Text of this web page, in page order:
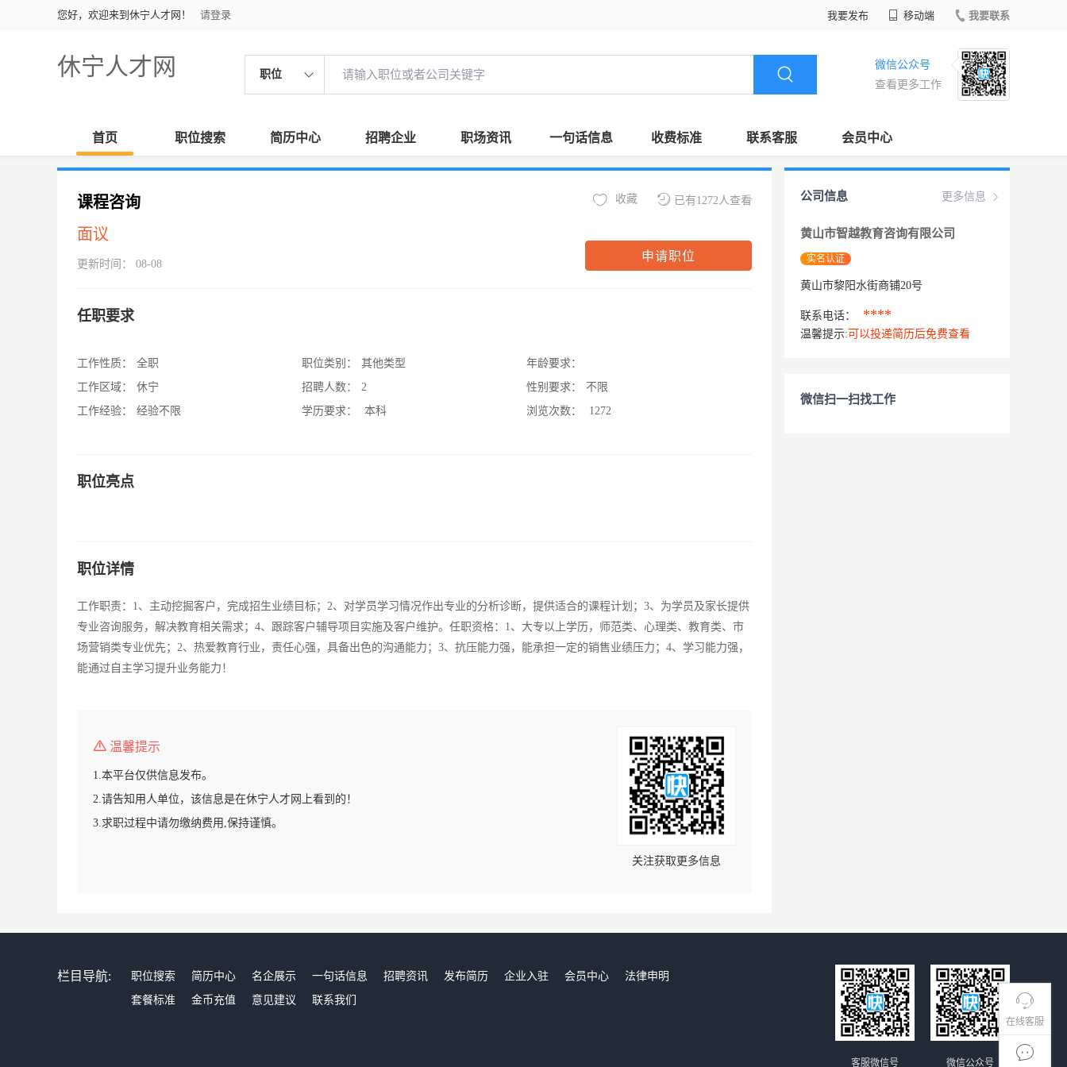
您好，欢迎来到休宁人才网！ 请登录 我要发布 移动端 我要联系
休宁人才网 职位
微信公众号
查看更多工作
首页 职位搜索 简历中心 招聘企业 职场资讯 一句话信息 收费标准 联系客服 会员中心
在线客服
课程咨询
面议
更新时间： 08-08
已有1272人查看
收藏
申请职位
任职要求
工作性质：
全职
工作区域：
休宁
工作经验：
经验不限
职位类别：
其他类型
招聘人数：
2
学历要求：
本科
年龄要求：
性别要求：
不限
浏览次数：
1272
职位亮点
职位详情
工作职责：1、主动挖掘客户，完成招生业绩目标；2、对学员学习情况作出专业的分析诊断，提供适合的课程计划；3、为学员及家长提供
专业咨询服务，解决教育相关需求；4、跟踪客户辅导项目实施及客户维护。任职资格：1、大专以上学历，师范类、心理类、教育类、市
场营销类专业优先；2、热爱教育行业，责任心强，具备出色的沟通能力；3、抗压能力强，能承担一定的销售业绩压力；4、学习能力强，
能通过自主学习提升业务能力！
温馨提示
1.本平台仅供信息发布。
2.请告知用人单位，该信息是在休宁人才网上看到的！
3.求职过程中请勿缴纳费用,保持谨慎。
关注获取更多信息
更多信息
公司信息
黄山市智越教育咨询有限公司
实名认证
黄山市黎阳水街商铺20号
联系电话： ****
温馨提示: 可以投递简历后免费查看
微信扫一扫找工作
栏目导航: 职位搜索 简历中心 名企展示 一句话信息 招聘资讯 发布简历 企业入驻 会员中心
法律申明
套餐标准
金币充值 意见建议 联系我们
微信公众号
客服微信号